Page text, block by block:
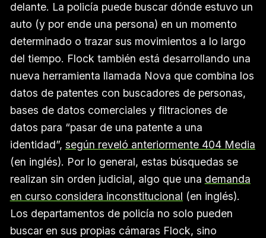
delante. La policía puede buscar dónde estuvo un
auto (y por ende una persona) en un momento
determinado o trazar sus movimientos a lo largo
del tiempo. Flock también está desarrollando una
nueva herramienta llamada Nova que combina los
datos de patentes con buscadores de personas,
bases de datos comerciales y filtraciones de
datos para “pasar de una patente a una
identidad”, según reveló anteriormente 404 Media
(en inglés). Por lo general, estas búsquedas se
realizan sin orden judicial, algo que una demanda
en curso considera inconstitucional (en inglés).
Los departamentos de policía no solo pueden
buscar en sus propias cámaras Flock, sino